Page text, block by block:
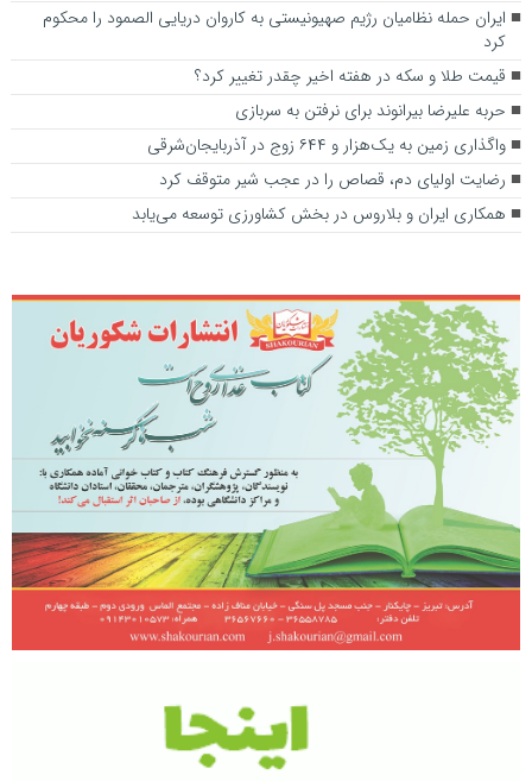
ایران حمله نظامیان رژیم صهیونیستی به کاروان دریایی الصمود را محکوم
کرد
قیمت طلا و سکه در هفته اخیر چقدر تغییر کرد؟
حربه علیرضا بیرانوند برای نرفتن به سربازی
واگذاری زمین به یک‌هزار و ۶۴۴ زوج در آذربایجان‌شرقی
رضایت اولیای دم، قصاص را در عجب شیر متوقف کرد
همکاری‌ ایران و بلاروس در بخش کشاورزی توسعه می‌یابد